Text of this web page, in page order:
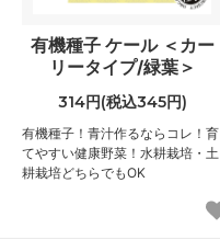
有機種子 ケール ＜カー
リータイプ/緑葉＞
314円(税込345円)
有機種子！青汁作るならコレ！育
てやすい健康野菜！水耕栽培・土
耕栽培どちらでもOK